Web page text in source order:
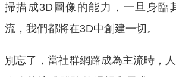
掃描成3D圖像的能力，一旦身臨
流，我們都將在3D中創建一切。
別忘了，當社群網路成為主流時，